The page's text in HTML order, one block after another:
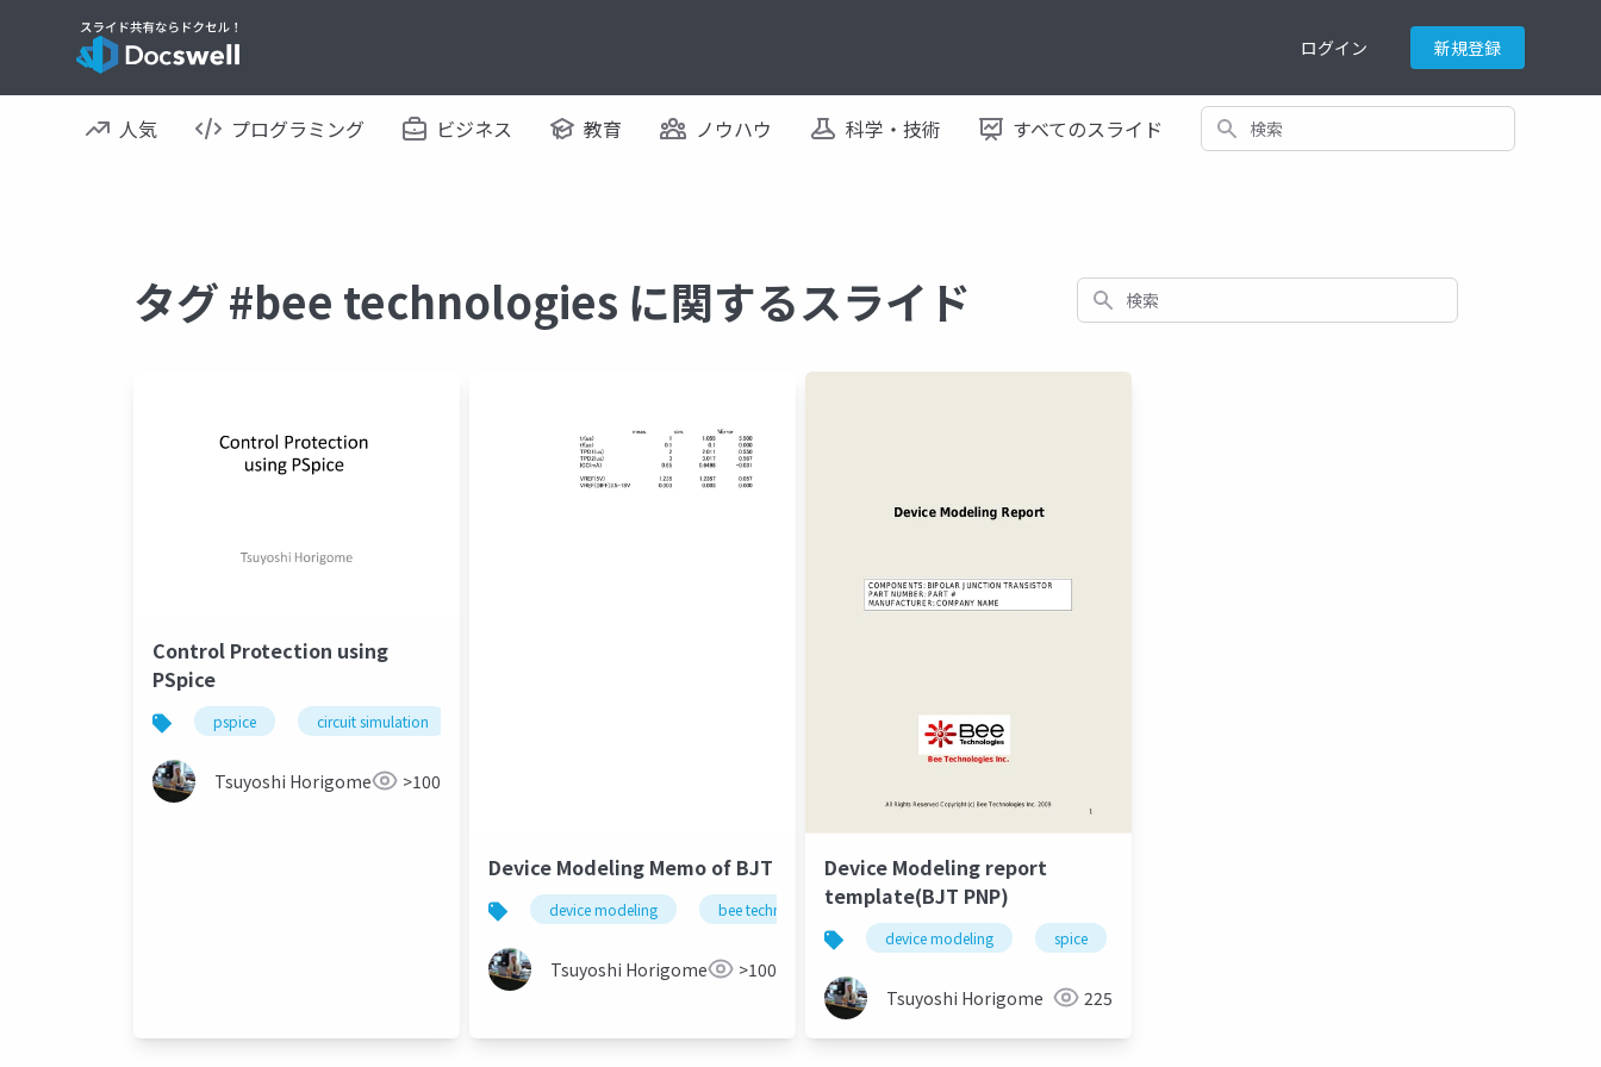
ログイン 新規登録
人気 プログラミング ビジネス 教育 ノウハウ 科学・技術 すべてのスライド 検索
タグ #bee technologies に関するスライド 検索
Control Protection using
PSpice
pspice circuit simulation
Tsuyoshi Horigome >100
Device Modeling Memo of BJT
device modeling bee technologies spice bjt
Tsuyoshi Horigome >100
Device Modeling report
template(BJT PNP)
device modeling spice
Tsuyoshi Horigome 225